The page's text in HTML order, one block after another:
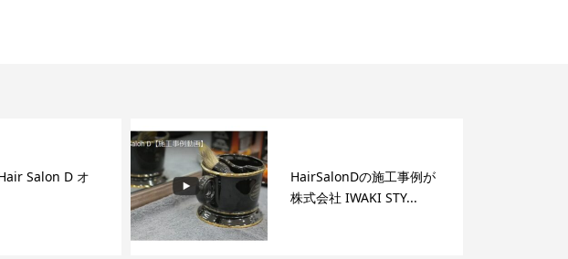
Salon D オ
HairSalonDの施工事例が
株式会社 IWAKI STY...